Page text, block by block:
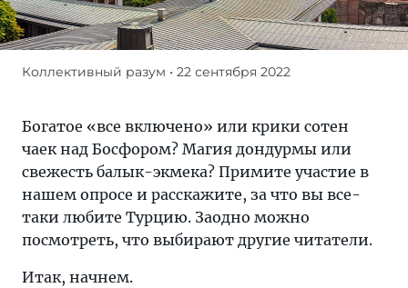
Богатое
включено
или
крики
сотен
чаек
над
Магия
Коллективный разум • 22 сентября 2022
Богатое «все включено» или крики сотен
чаек над Босфором? Магия дондурмы или
свежесть балык-экмека? Примите участие в
нашем опросе и расскажите, за что вы все-
таки любите Турцию. Заодно можно
посмотреть, что выбирают другие читатели.
Итак, начнем.